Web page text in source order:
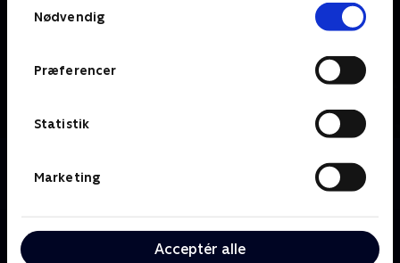
Nødvendig
Præferencer
Statistik
Marketing
Acceptér alle
Se 19.30-nyhederne fra TV2 ØSTJYLLAND.